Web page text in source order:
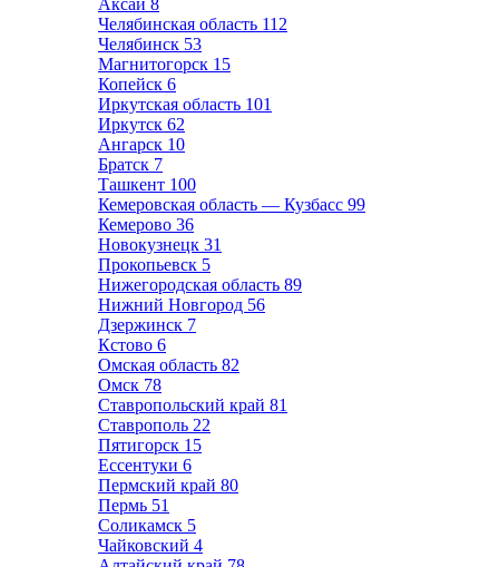
Аксай 8
Челябинская область 112
Челябинск 53
Магнитогорск 15
Копейск 6
Иркутская область 101
Иркутск 62
Ангарск 10
Братск 7
Ташкент 100
Кемеровская область — Кузбасс 99
Кемерово 36
Новокузнецк 31
Прокопьевск 5
Нижегородская область 89
Нижний Новгород 56
Дзержинск 7
Кстово 6
Омская область 82
Омск 78
Ставропольский край 81
Ставрополь 22
Пятигорск 15
Ессентуки 6
Пермский край 80
Пермь 51
Соликамск 5
Чайковский 4